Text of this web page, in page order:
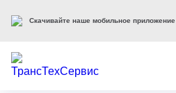
Скачивайте наше мобильное приложение